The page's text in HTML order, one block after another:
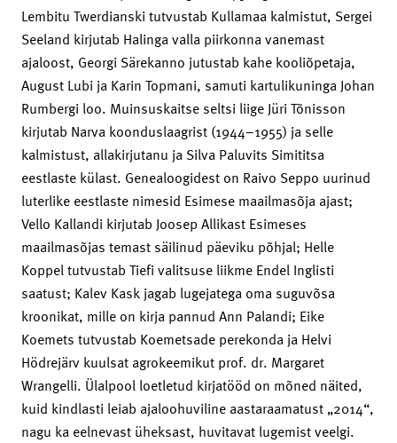
Lembitu Twerdianski tutvustab Kullamaa kalmistut, Sergei
Seeland kirjutab Halinga valla piirkonna vanemast
ajaloost, Georgi Särekanno jutustab kahe kooliõpetaja,
August Lubi ja Karin Topmani, samuti kartulikuninga Johan
Rumbergi loo. Muinsuskaitse seltsi liige Jüri Tõnisson
kirjutab Narva koonduslaagrist (1944–1955) ja selle
kalmistust, allakirjutanu ja Silva Paluvits Simititsa
eestlaste külast. Genealoogidest on Raivo Seppo uurinud
luterlike eestlaste nimesid Esimese maailmasõja ajast;
Vello Kallandi kirjutab Joosep Allikast Esimeses
maailmasõjas temast säilinud päeviku põhjal; Helle
Koppel tutvustab Tiefi valitsuse liikme Endel Inglisti
saatust; Kalev Kask jagab lugejatega oma suguvõsa
kroonikat, mille on kirja pannud Ann Palandi; Eike
Koemets tutvustab Koemetsade perekonda ja Helvi
Hödrejärv kuulsat agrokeemikut prof. dr. Margaret
Wrangelli. Ülalpool loetletud kirjatööd on mõned näited,
kuid kindlasti leiab ajaloohuviline aastaraamatust „2014“,
nagu ka eelnevast üheksast, huvitavat lugemist veelgi.